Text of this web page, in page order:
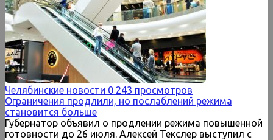
Челябинские новости 0 243 просмотров
Ограничения продлили, но послаблений режима
становится больше
Губернатор объявил о продлении режима повышенной
готовности до 26 июля. Алексей Текслер выступил с